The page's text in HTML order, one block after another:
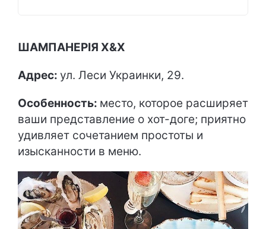
ШАМПАНЕРІЯ Х&Х
Адрес: ул. Леси Украинки, 29.
Особенность: место, которое расширяет
ваши представление о хот-доге; приятно
удивляет сочетанием простоты и
изысканности в меню.